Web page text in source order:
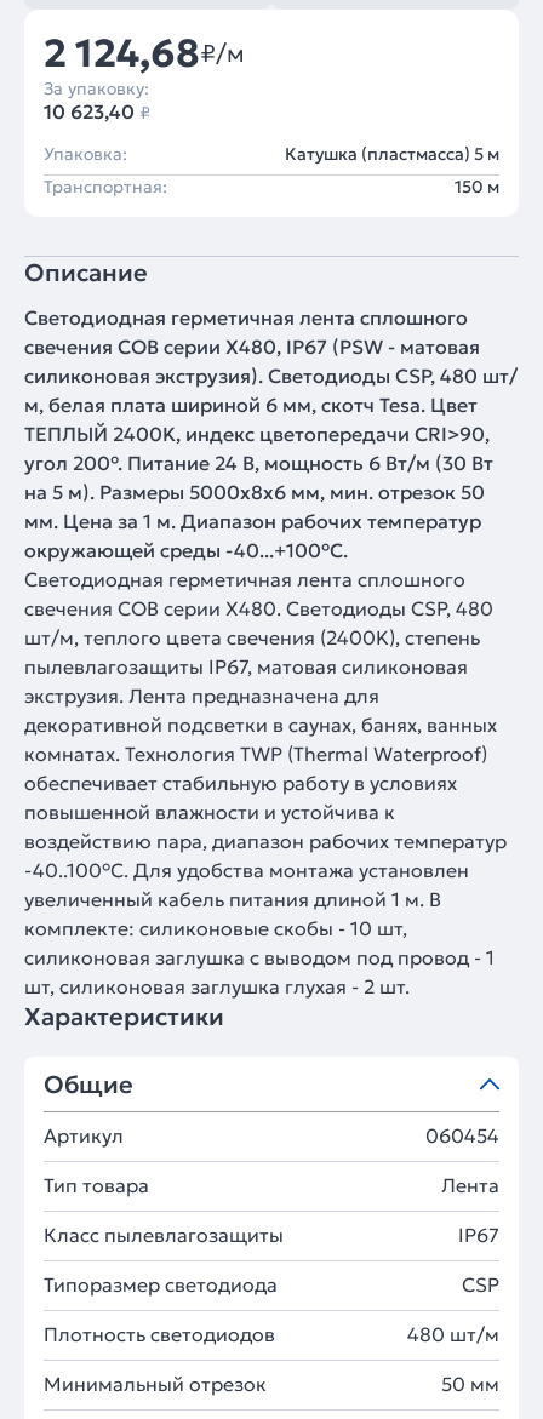
2 124,68₽/м
За упаковку:
10 623,40 ₽
Упаковка:
Катушка (пластмасса) 5 м
Транспортная:
150 м
Описание
Светодиодная герметичная лента сплошного
свечения COB серии X480, IP67 (PSW - матовая
силиконовая экструзия). Светодиоды CSP, 480 шт/
м, белая плата шириной 6 мм, скотч Tesa. Цвет
ТЕПЛЫЙ 2400K, индекс цветопередачи CRI>90,
угол 200°. Питание 24 В, мощность 6 Вт/м (30 Вт
на 5 м). Размеры 5000x8x6 мм, мин. отрезок 50
мм. Цена за 1 м. Диапазон рабочих температур
окружающей среды -40...+100°С.
Светодиодная герметичная лента сплошного
свечения COB серии X480. Светодиоды CSP, 480
шт/м, теплого цвета свечения (2400K), cтепень
пылевлагозащиты IP67, матовая силиконовая
экструзия. Лента предназначена для
декоративной подсветки в саунах, банях, ванных
комнатах. Технология TWP (Thermal Waterproof)
обеспечивает стабильную работу в условиях
повышенной влажности и устойчива к
воздействию пара, диапазон рабочих температур
-40..100°C. Для удобства монтажа установлен
увеличенный кабель питания длиной 1 м. В
комплекте: силиконовые скобы - 10 шт,
силиконовая заглушка с выводом под провод - 1
шт, силиконовая заглушка глухая - 2 шт.
Характеристики
Общие
Артикул 060454
Тип товара Лента
Класс пылевлагозащиты IP67
Типоразмер светодиода CSP
Плотность светодиодов 480 шт/м
Минимальный отрезок 50 мм